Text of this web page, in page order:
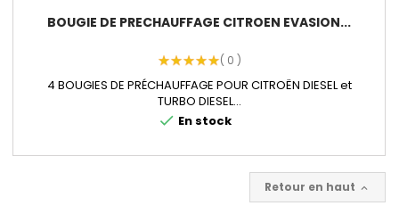
BOUGIE DE PRECHAUFFAGE CITROEN EVASION...
( 0 )
4 BOUGIES DE PRÉCHAUFFAGE POUR CITROËN DIESEL et
TURBO DIESEL...
check En stock
Retour en haut 